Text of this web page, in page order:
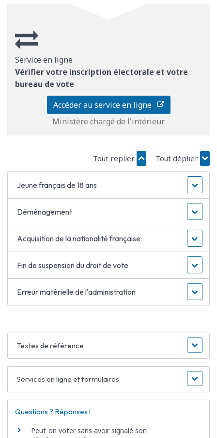
Service en ligne
Vérifier votre inscription électorale et votre
bureau de vote
Accéder au service en ligne
Ministère chargé de l'intérieur
Tout replier Tout déplier
Jeune français de 18 ans
Déménagement
Acquisition de la nationalité française
Fin de suspension du droit de vote
Erreur matérielle de l'administration
Textes de référence
Services en ligne et formulaires
Questions ? Réponses !
Peut-on voter sans avoir signalé son